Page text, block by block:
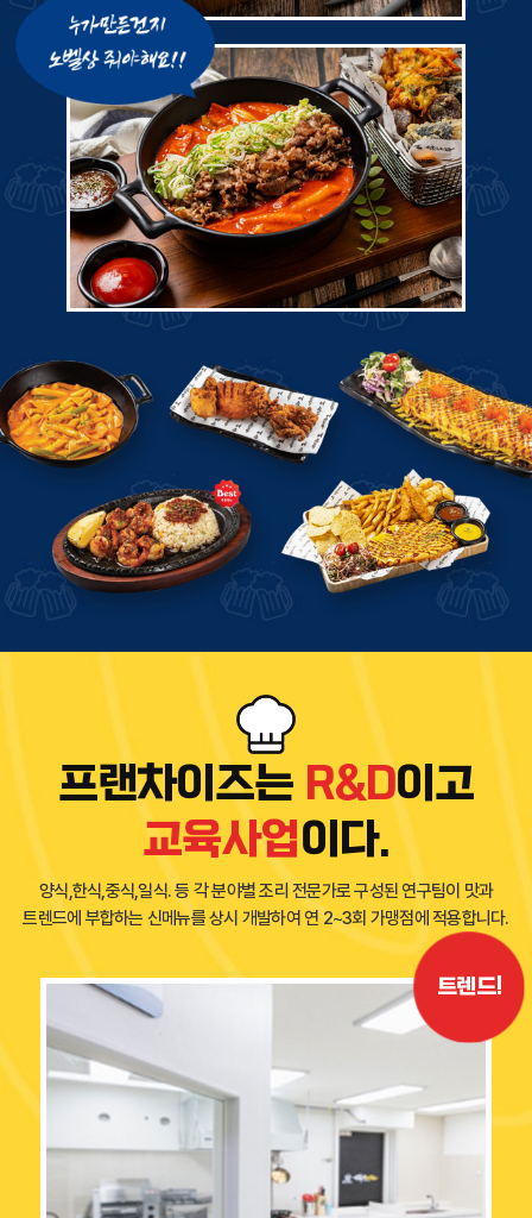
프랜차이즈는 R&D이고
교육사업이다.
양식,한식,중식,일식. 등 각 분야별 조리 전문가로 구성된 연구팀이 맛과
트렌드에 부합하는 신메뉴를 상시 개발하여 연 2~3회 가맹점에 적용합니다.
트렌드!